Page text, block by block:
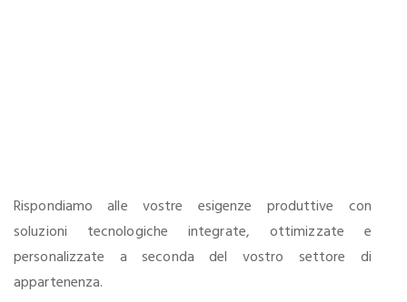
Rispondiamo alle vostre esigenze produttive con
soluzioni tecnologiche integrate, ottimizzate e
personalizzate a seconda del vostro settore di
appartenenza.